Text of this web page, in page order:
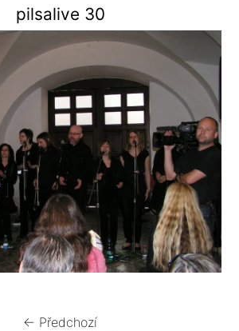
pilsalive 30
← Předchozí